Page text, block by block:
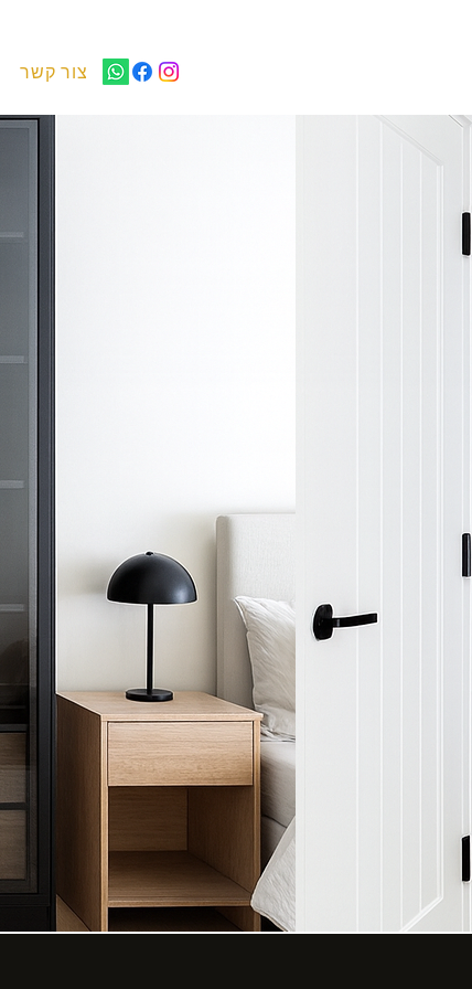
צור קשר